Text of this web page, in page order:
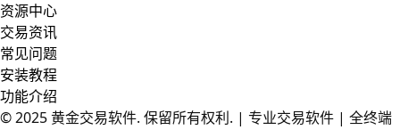
资源中心
交易资讯
常见问题
安装教程
功能介绍
© 2025黄金交易软件. 保留所有权利. | 专业交易软件 | 全终端